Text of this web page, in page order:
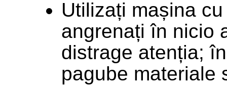
Utilizați mașina
angrenați în nicio
distrage atenția;
pagube materiale